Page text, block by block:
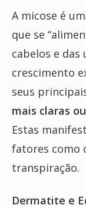
A micose é
que se
cabelos e das
crescimento
seus
mais claras
Estas
fatores como
transpiração.
Dermatite e